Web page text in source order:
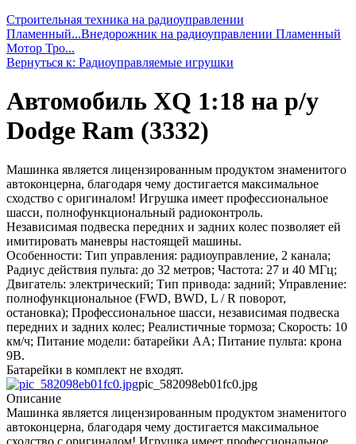
Строительная техника на радиоуправлении
Пламенный...Внедорожник на радиоуправлении Пламенный
Мотор Тро...
Вернуться к: Радиоуправляемые игрушки
Автомобиль XQ 1:18 на р/у
Dodge Ram (3332)
Машинка является лицензированным продуктом знаменитого
автоконцерна, благодаря чему достигается максимальное
сходство с оригиналом! Игрушка имеет профессиональное
шасси, полнофункциональный радиоконтроль.
Независимая подвеска передних и задних колес позволяет ей
имитировать маневры настоящей машины.
Особенности: Тип управления: радиоуправление, 2 канала;
Радиус действия пульта: до 32 метров; Частота: 27 и 40 МГц;
Двигатель: электрический; Тип привода: задний; Управление:
полнофункциональное (FWD, BWD, L / R поворот,
остановка); Профессиональное шасси, независимая подвеска
передних и задних колес; Реалистичные тормоза; Скорость: 10
км/ч; Питание модели: батарейки AA; Питание пульта: крона
9В.
Батарейки в комплект не входят.
pic_582098eb01fc0.jpg
Описание
Машинка является лицензированным продуктом знаменитого
автоконцерна, благодаря чему достигается максимальное
сходство с оригиналом! Игрушка имеет профессиональное